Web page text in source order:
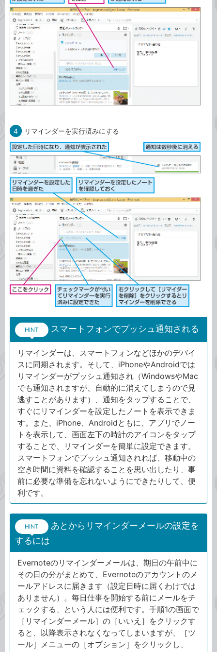
4 リマインダーを実行済みにする
HINT スマートフォンでプッシュ通知される
リマインダーは、スマートフォンなどほかのデバイ
スに同期されます。そして、iPhoneやAndroidでは
リマインダーがプッシュ通知され（WindowsやMac
でも通知されますが、自動的に消えてしまうので見
逃すことがあります）、通知をタップすることで、
すぐにリマインダーを設定したノートを表示できま
す。また、iPhone、Androidともに、アプリでノー
トを表示して、画面左下の時計のアイコンをタップ
することで、リマインダーを簡単に設定できます。
スマートフォンでプッシュ通知されれば、移動中の
空き時間に資料を確認することを思い出したり、事
前に必要な準備を忘れないようにできたりして、便
利です。
HINT
あとからリマインダーメールの設定を
するには
Evernoteのリマインダーメールは、期日の午前中に
その日の分がまとめて、Evernoteのアカウントのメ
ールアドレスに届きます（設定日時に届くわけでは
ありません）。毎日仕事を開始する前にメールをチ
ェックする、という人には便利です。手順1の画面で
［リマインダーメール］の［いいえ］をクリックす
ると、以降表示されなくなってしまいますが、［ツ
ール］メニューの［オプション］をクリックし、